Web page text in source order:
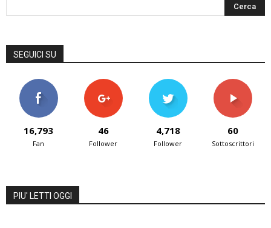
SEGUICI SU
16,793
Fan
46
Follower
4,718
Follower
60
Sottoscrittori
PIU' LETTI OGGI